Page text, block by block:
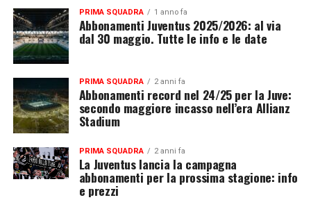
PRIMA SQUADRA 1 anno fa
Abbonamenti Juventus 2025/2026: al via
dal 30 maggio. Tutte le info e le date
PRIMA SQUADRA 2 anni fa
Abbonamenti record nel 24/25 per la Juve:
secondo maggiore incasso nell’era Allianz
Stadium
PRIMA SQUADRA 2 anni fa
La Juventus lancia la campagna
abbonamenti per la prossima stagione: info
e prezzi